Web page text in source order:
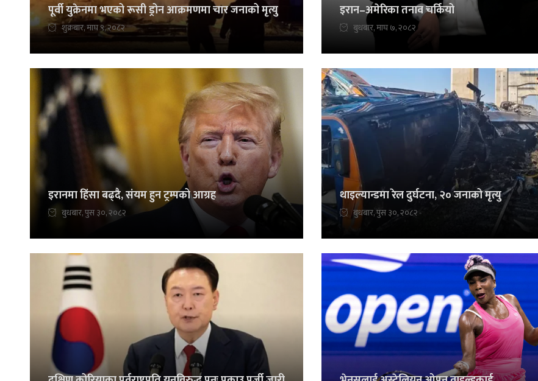
पूर्वी युक्रेनमा भएको रूसी ड्रोन आक्रमणमा चार जनाको मृत्यु
शुक्रबार, माघ ९, २०८२
इरान–अमेरिका तनाव चर्कियो
बुधबार, माघ ७, २०८२
इरानमा हिंसा बढ्दै, संयम हुन ट्रम्पको आग्रह
बुधबार, पुस ३०, २०८२
थाइल्यान्डमा रेल दुर्घटना, २० जनाको मृत्यु
बुधबार, पुस ३०, २०८२